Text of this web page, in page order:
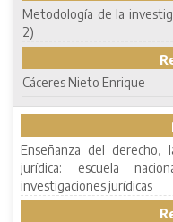
Metodología de la
2)
Cáceres Nieto Enrique
Enseñanza del derecho,
jurídica: escuela
investigaciones jurídicas